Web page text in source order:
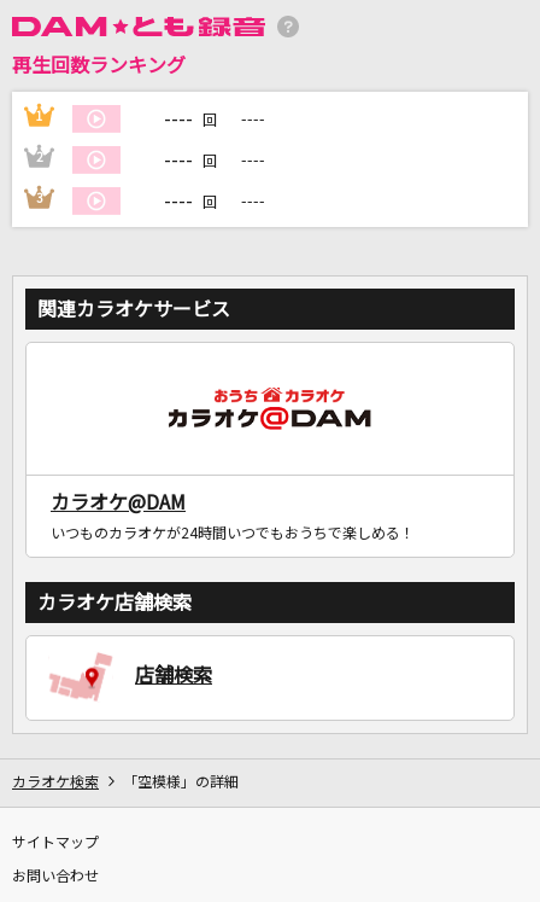
DAMに会員登録・ログインして
カラオケをもっと楽しもう！
再生回数ランキング
1 ---- 回 ----
2 ---- 回 ----
3 ---- 回 ----
関連カラオケサービス
カラオケ@DAM
いつものカラオケが24時間いつでもおうちで楽しめる！
カラオケ店舗検索
店舗検索
カラオケ検索 「空模様」の詳細
サイトマップ
お問い合わせ